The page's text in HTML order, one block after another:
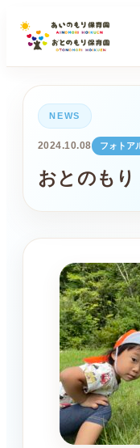
NEWS
2024.10.08 フォトア
おとのもり